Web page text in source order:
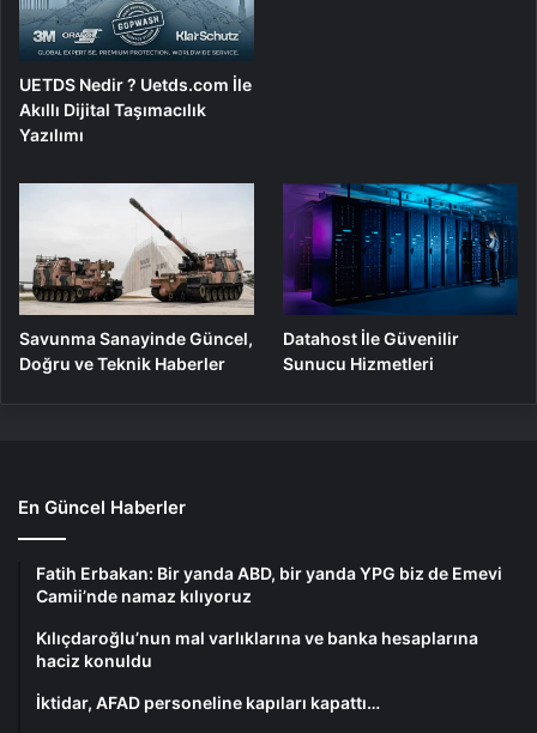
UETDS Nedir ? Uetds.com İle
Akıllı Dijital Taşımacılık
Yazılımı
Savunma Sanayinde Güncel,
Doğru ve Teknik Haberler
Datahost İle Güvenilir
Sunucu Hizmetleri
En Güncel Haberler
Fatih Erbakan: Bir yanda ABD, bir yanda YPG biz de Emevi
Camii’nde namaz kılıyoruz
Kılıçdaroğlu’nun mal varlıklarına ve banka hesaplarına
haciz konuldu
İktidar, AFAD personeline kapıları kapattı…